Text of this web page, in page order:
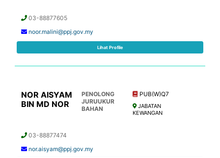
03-88877605
noor.malini@ppj.gov.my
Lihat Profile
NOR AISYAM
BIN MD NOR
PENOLONG
JURUUKUR
BAHAN
PUB(W)Q7
JABATAN
KEWANGAN
03-88877474
nor.aisyam@ppj.gov.my